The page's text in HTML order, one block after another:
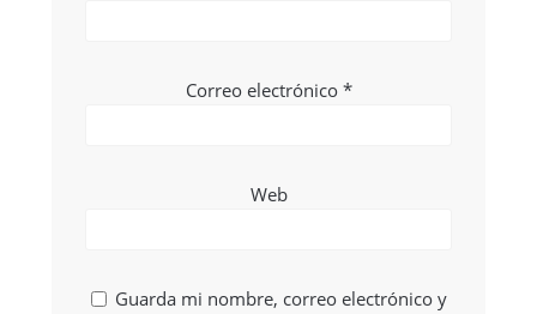
Correo electrónico *
Web
Guarda mi nombre, correo electrónico y